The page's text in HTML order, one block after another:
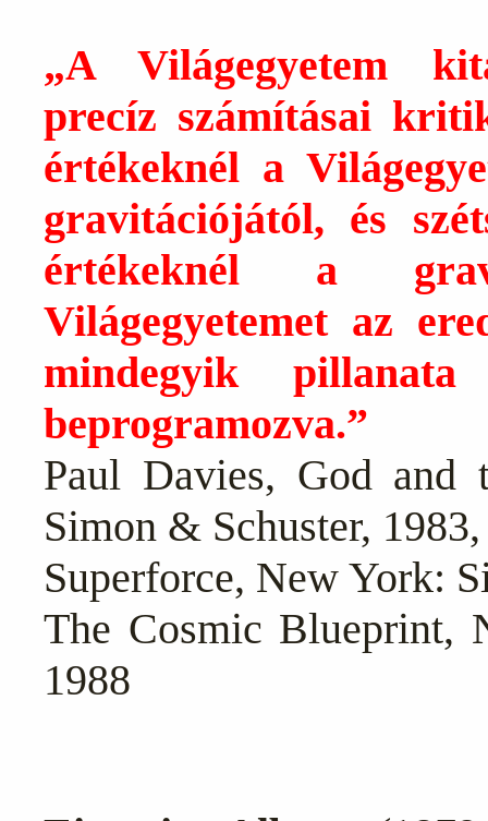
„A Világegyetem
precíz számításai
értékeknél a
gravitációjától, és
értékeknél a
Világegyetemet az
mindegyik
beprogramozva.”
Paul Davies, God and
Simon & Schuster, 1983,
Superforce, New York:
The Cosmic Blueprint,
1988